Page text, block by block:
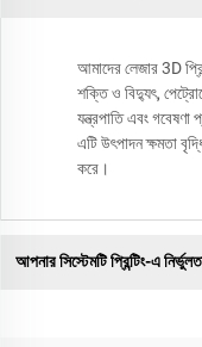
আমাদের লেজার 3D
শক্তি ও বিদ্যুৎ,
যন্ত্রপাতি এবং গবেষণা
এটি উৎপাদন ক্ষমতা
করে।
আপনার সিস্টেমটি প্রিন্টিং-এ